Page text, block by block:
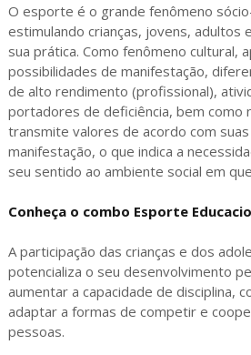
O esporte é o grande fenômeno
estimulando crianças, jovens, adultos
sua prática. Como fenômeno cultural,
possibilidades de manifestação,
de alto rendimento (profissional),
portadores de deficiência, bem como
transmite valores de acordo com
manifestação, o que indica a
seu sentido ao ambiente social em
Conheça o combo Esporte
A participação das crianças e dos
potencializa o seu desenvolvimento
aumentar a capacidade de disciplina,
adaptar a formas de competir e
pessoas.